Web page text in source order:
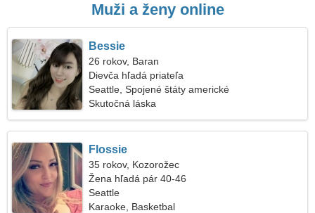
Muži a ženy online
Bessie
26 rokov, Baran
Dievča hľadá priateľa
Seattle, Spojené štáty americké
Skutočná láska
Flossie
35 rokov, Kozorožec
Žena hľadá pár 40-46
Seattle
Karaoke, Basketbal